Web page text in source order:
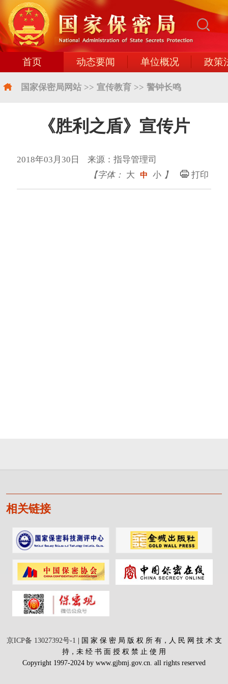
首页 动态要闻 单位概况 政策
国家保密局网站 >> 宣传教育 >> 警钟长鸣
《胜利之盾》宣传片
2018年03月30日 来源：指导管理司
【字体： 大 中 小 】 打印
相关链接
京ICP备 13027392号-1 | 国 家 保 密 局 版 权 所 有，人 民 网 技 术 支
持，未 经 书 面 授 权 禁 止 使 用
Copyright 1997-2024 by www.gjbmj.gov.cn. all rights reserved